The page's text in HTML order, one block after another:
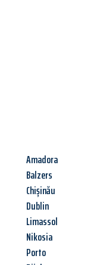
Amadora
Balzers
Chișinău
Dublin
Limassol
Nikosia
Porto